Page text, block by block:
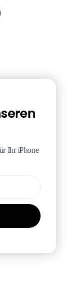
Ihr iPhone